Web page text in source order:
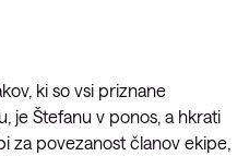
ki so vsi priznane
je Štefanu v ponos, a hkrati
za povezanost članov ekipe,